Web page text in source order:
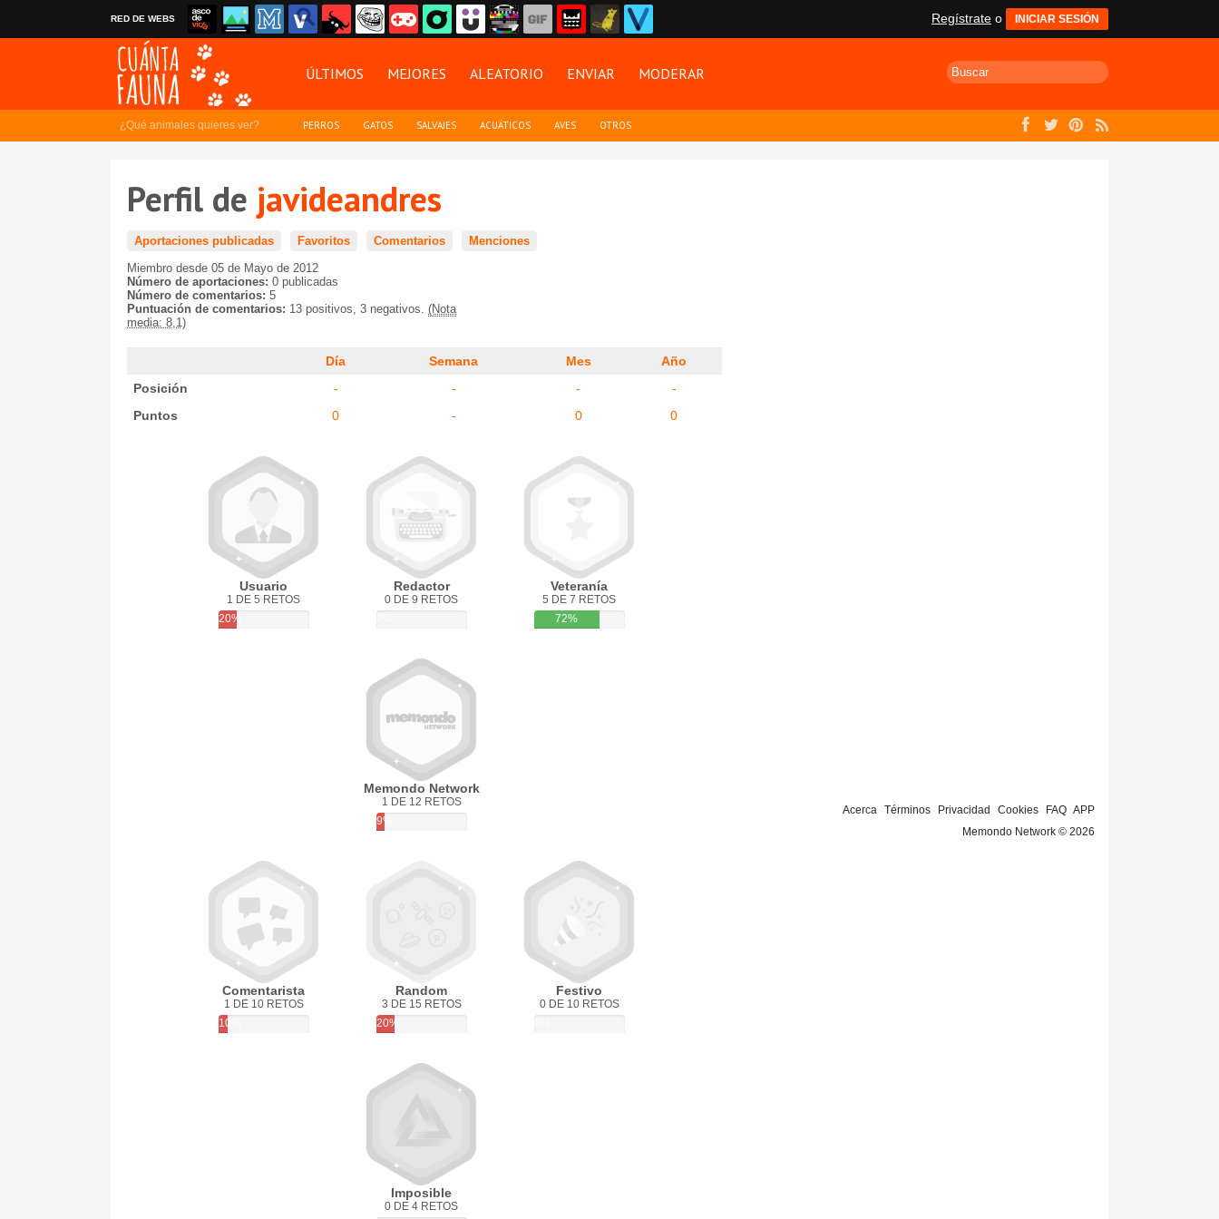
RED DE WEBS Regístrate o INICIAR SESIÓN
ÚLTIMOS MEJORES ALEATORIO ENVIAR MODERAR
¿Qué animales quieres ver? PERROS GATOS SALVAJES ACUÁTICOS AVES OTROS
Perfil de javideandres
Aportaciones publicadas Favoritos Comentarios
Menciones
Miembro desde 05 de Mayo de 2012
Número de aportaciones: 0 publicadas
Número de comentarios: 5
Puntuación de comentarios: 13 positivos, 3 negativos. (Nota
media: 8,1)
Día Semana Mes
Año
Posición
- - -
-
Puntos
0 - 0 0
Usuario
1 DE 5 RETOS
20%
Redactor
0 DE 9 RETOS
Veteranía
5 DE 7 RETOS
72%
Memondo Network
1 DE 12 RETOS
9%
Comentarista
1 DE 10 RETOS
10%
Random
3 DE 15 RETOS
20%
Festivo
0 DE 10 RETOS
Imposible
0 DE 4 RETOS
Acerca Términos Privacidad Cookies FAQ APP
Memondo Network © 2026